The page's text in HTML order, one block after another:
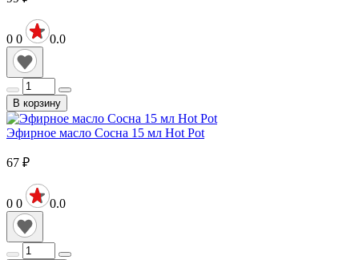
0 0 0.0
В корзину
Эфирное масло Сосна 15 мл Hot Pot
67 ₽
0 0 0.0